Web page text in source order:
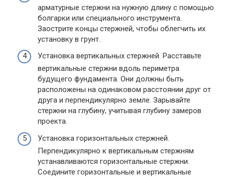
арматурные стержни на нужную длину с помощью
болгарки или специального инструмента.
Заострите концы стержней, чтобы облегчить их
установку в грунт.
Установка вертикальных стержней. Расставьте
вертикальные стержни вдоль периметра
будущего фундамента. Они должны быть
расположены на одинаковом расстоянии друг от
друга и перпендикулярно земле. Зарывайте
стержни на глубину, учитывая глубину замеров
проекта.
Установка горизонтальных стержней.
Перпендикулярно к вертикальным стержням
устанавливаются горизонтальные стержни.
Соедините горизонтальные и вертикальные